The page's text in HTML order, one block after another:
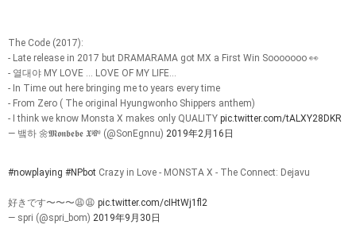
The Code (2017):
- Late release in 2017 but DRAMARAMA got MX a First Win Sooooooo 👀
- 열대야 MY LOVE ... LOVE OF MY LIFE...
- In Time out here bringing me to years every time
- From Zero ( The original Hyungwonho Shippers anthem)
- I think we know Monsta X makes only QUALITY pic.twitter.com/tALXY28DKR
— 뱈하 🌼𝕸𝖔𝖓𝖇𝖊𝖇𝖊 𝖃💸 (@SonEgnnu) 2019年2月16日
#nowplaying #NPbot Crazy in Love - MONSTA X - The Connect: Dejavu
好きです〜〜〜😩😩 pic.twitter.com/cIHtWj1fl2
— spri (@spri_bom) 2019年9月30日